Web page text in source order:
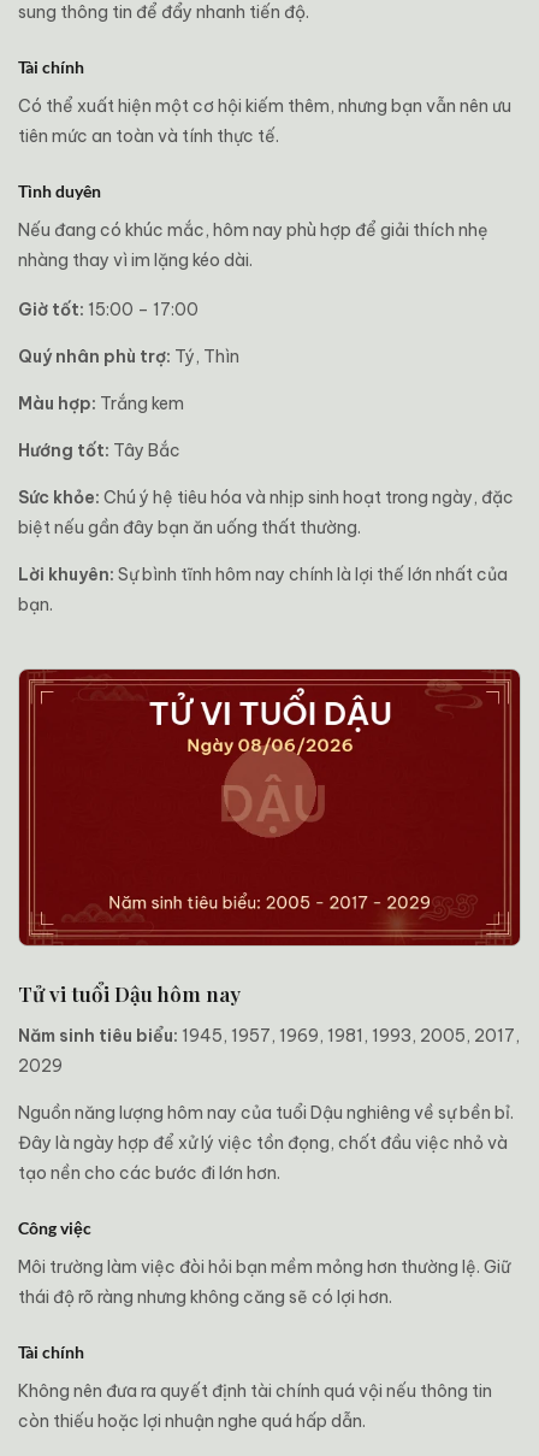
sung thông tin để đẩy nhanh tiến độ.
Tài chính
Có thể xuất hiện một cơ hội kiếm thêm, nhưng bạn vẫn nên ưu
tiên mức an toàn và tính thực tế.
Tình duyên
Nếu đang có khúc mắc, hôm nay phù hợp để giải thích nhẹ
nhàng thay vì im lặng kéo dài.
Giờ tốt: 15:00 – 17:00
Quý nhân phù trợ: Tý, Thìn
Màu hợp: Trắng kem
Hướng tốt: Tây Bắc
Sức khỏe: Chú ý hệ tiêu hóa và nhịp sinh hoạt trong ngày, đặc
biệt nếu gần đây bạn ăn uống thất thường.
Lời khuyên: Sự bình tĩnh hôm nay chính là lợi thế lớn nhất của
bạn.
Tử vi tuổi Dậu hôm nay
Năm sinh tiêu biểu: 1945, 1957, 1969, 1981, 1993, 2005, 2017,
2029
Nguồn năng lượng hôm nay của tuổi Dậu nghiêng về sự bền bỉ.
Đây là ngày hợp để xử lý việc tồn đọng, chốt đầu việc nhỏ và
tạo nền cho các bước đi lớn hơn.
Công việc
Môi trường làm việc đòi hỏi bạn mềm mỏng hơn thường lệ. Giữ
thái độ rõ ràng nhưng không căng sẽ có lợi hơn.
Tài chính
Không nên đưa ra quyết định tài chính quá vội nếu thông tin
còn thiếu hoặc lợi nhuận nghe quá hấp dẫn.